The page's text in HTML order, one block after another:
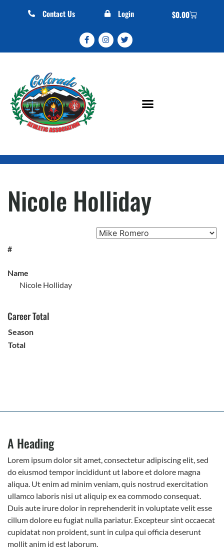
Contact Us Login $0.00
Nicole Holliday
#
Name
Nicole Holliday
Career Total
Season
Total
A Heading
Lorem ipsum dolor sit amet, consectetur adipiscing elit, sed
do eiusmod tempor incididunt ut labore et dolore magna
aliqua. Ut enim ad minim veniam, quis nostrud exercitation
ullamco laboris nisi ut aliquip ex ea commodo consequat.
Duis aute irure dolor in reprehenderit in voluptate velit esse
cillum dolore eu fugiat nulla pariatur. Excepteur sint occaecat
cupidatat non proident, sunt in culpa qui officia deserunt
mollit anim id est laborum.